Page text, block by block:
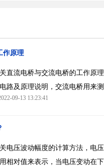
作原理
直流电桥与交流电桥的工作原
路及原理说明，交流电桥用来
09-13 13:23:41
电压波动幅度的计算方法，电
相对值来表示，当电压变动在